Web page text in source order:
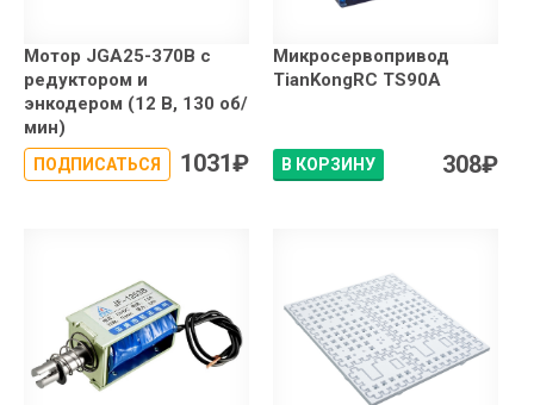
Мотор JGA25-370B с
редуктором и
энкодером (12 В, 130 об/
мин)
ПОДПИСАТЬСЯ 1031₽
Микросервопривод
TianKongRC TS90A
В КОРЗИНУ 308₽